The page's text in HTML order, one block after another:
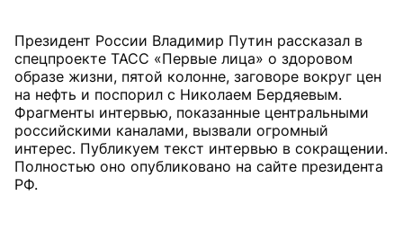
Президент России Владимир Путин рассказал в
спецпроекте ТАСС «Первые лица» о здоровом
образе жизни, пятой колонне, заговоре вокруг цен
на нефть и поспорил с Николаем Бердяевым.
Фрагменты интервью, показанные центральными
российскими каналами, вызвали огромный
интерес. Публикуем текст интервью в сокращении.
Полностью оно опубликовано на сайте президента
РФ.